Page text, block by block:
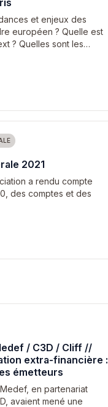
et enjeux des
européen ? Quelle est
? Quelles sont les…
2021
a rendu compte
des comptes et des
/ C3D / Cliff //
extra-financière :
émetteurs
en partenariat
avaient mené une